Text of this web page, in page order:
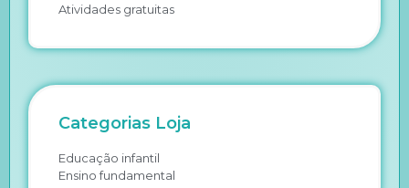
Atividades gratuitas
Categorias Loja
Educação infantil
Ensino fundamental